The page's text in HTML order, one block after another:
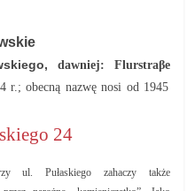
dawniej: Flurstraβe
r.; obecną nazwę nosi od 1945
24
ul. Pułaskiego zahaczy także